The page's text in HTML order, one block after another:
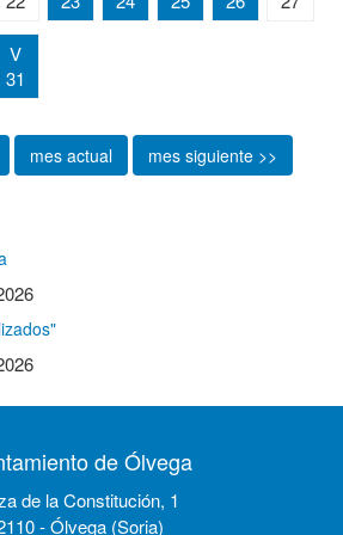
V
31
mes actual mes siguiente >>
de Ólvega
de la Constitución, 1
- Ólvega (Soria)